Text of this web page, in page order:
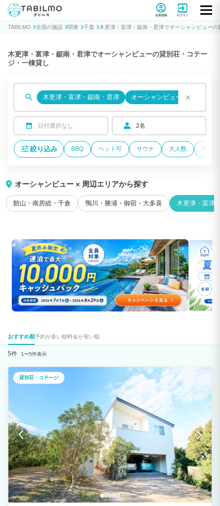
貸別荘コテージ・一棟貸し宿泊予約サイトTABILMO(タビルモ)
会員登録 ログイン
TABILMO 全国の施設 関東 千葉 木更津・富津・鋸南・君津でオーシャンビュー
木更津・富津・鋸南・君津でオーシャンビューの貸別荘・コテー
ジ・一棟貸し
木更津・富津・鋸南・君津 オーシャンビュー ×
日付選択なし 2名
絞り込み BBQ ペット可 サウナ 大人数 海が
オーシャンビュー × 周辺エリアから探す
館山・南房総・千倉 鴨川・勝浦・御宿・大多喜 木更津・富津
おすすめ順予約が多い順料金が安い順
5件 1〜5件表示
貸別荘・コテージ